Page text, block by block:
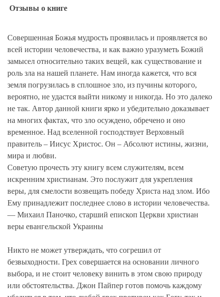
Отзывы о книге
Совершенная Божья мудрость проявилась и проявляется во
всей истории человечества, и как важно уразуметь Божий
замысел относительно таких вещей, как существование и
роль зла на нашей планете. Нам иногда кажется, что вся
земля погрузилась в сплошное зло, из пучины которого,
вероятно, не удастся выйти никому и никогда. Но это далеко
не так. Автор данной книги ярко и убедительно доказывает
на многих фактах, что зло осуждено, обречено и оно
временное. Над вселенной господствует Верховный
правитель – Иисус Христос. Он – Абсолют истины, жизни,
мира и любви.
Советую прочесть эту книгу всем служителям, всем
искренним христианам. Это послужит для укрепления
веры, для смелости возвещать победу Христа над злом. Ибо
Ему принадлежит последнее слово в истории человечества.
— Михаил Паночко, старший епископ Церкви христиан
веры евангельской Украины
Никто не может утверждать, что согрешил от
безвыходности. Грех совершается на основании личного
выбора, и не стоит человеку винить в этом свою природу
или обстоятельства. Джон Пайпер готов помочь каждому